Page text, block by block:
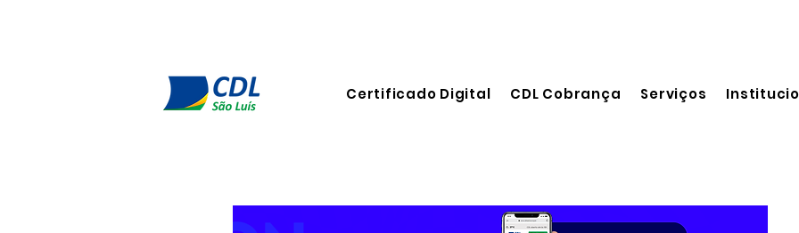
Certificado Digital CDL Cobrança Serviços